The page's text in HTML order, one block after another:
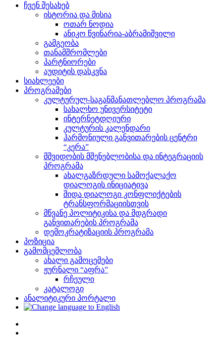
ჩვენ შესახებ
ისტორია და მისია
ოთარ ნოდია
ანიკო წვინარია-აბრამიშვილი
გამგეობა
თანამშრომლები
პარტნიორები
აუდიტის დასკვნა
სიახლეები
პროგრამები
კულტურულ-საგანმანათლებლო პროგრამა
სახალხო უნივერსიტეტი
ინტერნეტდღიური
კულტურის კალენდარი
ჰარმონიული განვითარების ცენტრი
“კერა”
მშვიდობის მშენებლობისა და ინტეგრაციის
პროგრამა
ახალგაზრდული სამოქალაქო
დიალოგის ინიციატივა
შიდა დიალოგი კონფლიქტების
ტრანსფორმაციისთვის
მწვანე პოლიტიკისა და მდგრადი
განვითარების პროგრამა
დემოკრატიზაციის პროგრამა
პოზიცია
გამომცემლობა
ახალი გამოცემები
ჟურნალი “აფრა”
რჩეული
კატალოგი
ანალიტიკური პორტალი